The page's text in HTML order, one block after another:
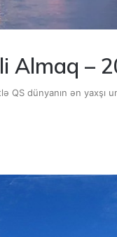
Almaq –
dünyanın ən yaxşı